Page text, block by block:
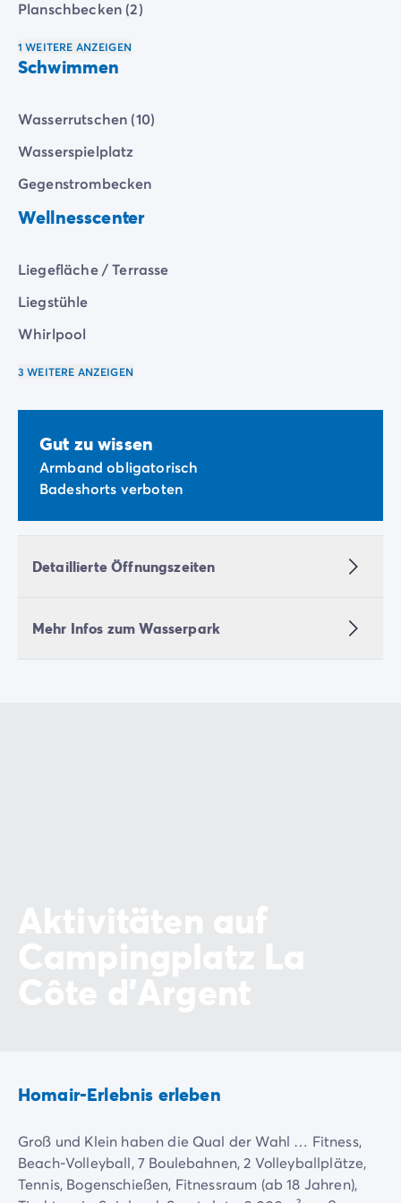
Planschbecken (2)
1 WEITERE ANZEIGEN
Schwimmen
Wasserrutschen (10)
Wasserspielplatz
Gegenstrombecken
Wellnesscenter
Liegefläche / Terrasse
Liegstühle
Whirlpool
3 WEITERE ANZEIGEN
Gut zu wissen
Armband obligatorisch
Badeshorts verboten
Detaillierte Öffnungszeiten
Mehr Infos zum Wasserpark
Homair-Erlebnis erleben
Groß und Klein haben die Qual der Wahl … Fitness,
Beach-Volleyball, 7 Boulebahnen, 2 Volleyballplätze,
Tennis, Bogenschießen, Fitnessraum (ab 18 Jahren),